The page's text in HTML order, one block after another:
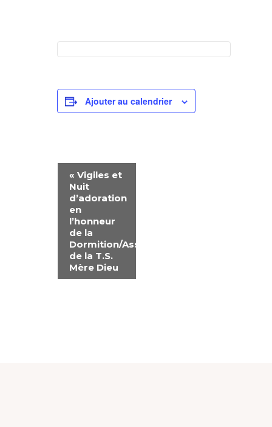
Ajouter au calendrier
N
A
V
G
« Vigiles et
Nuit
d’adoration
en
l’honneur
de la
Dormition/Assomption
de la T.S.
Mère Dieu